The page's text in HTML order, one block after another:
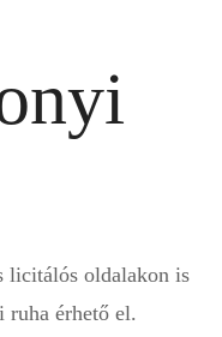
licitálós oldalakon is
ruha érhető el.